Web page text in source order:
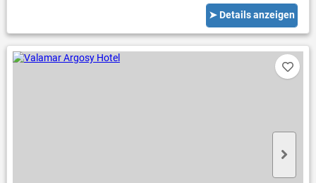
➤ Details anzeigen